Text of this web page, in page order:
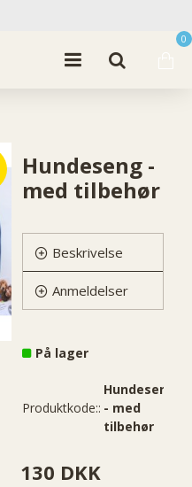
0
Hundeseng -
med tilbehør
Beskrivelse
Anmeldelser
130 DKK
På lager
Produktkode::
Hundeseng
- med
tilbehør